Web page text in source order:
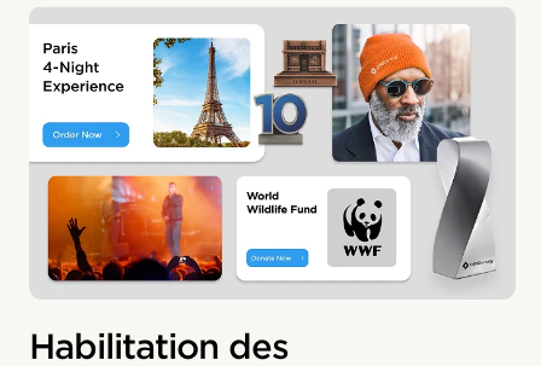
Habilitation des